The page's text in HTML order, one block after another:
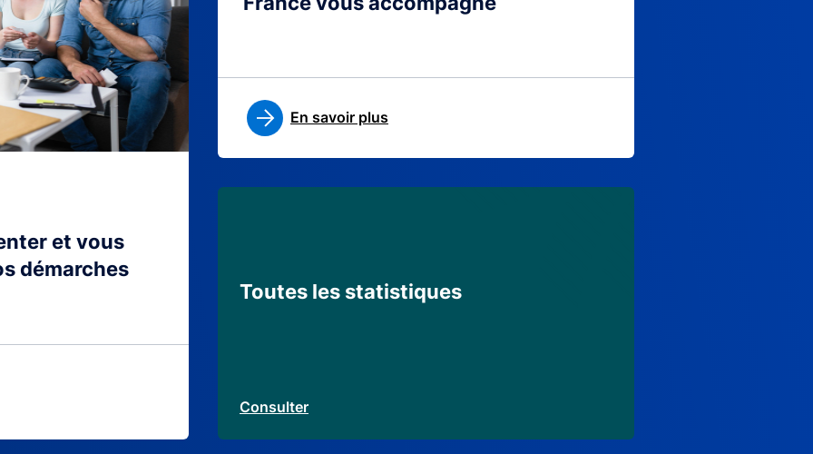
et vous
démarches
En savoir plus
Toutes les statistiques
Consulter